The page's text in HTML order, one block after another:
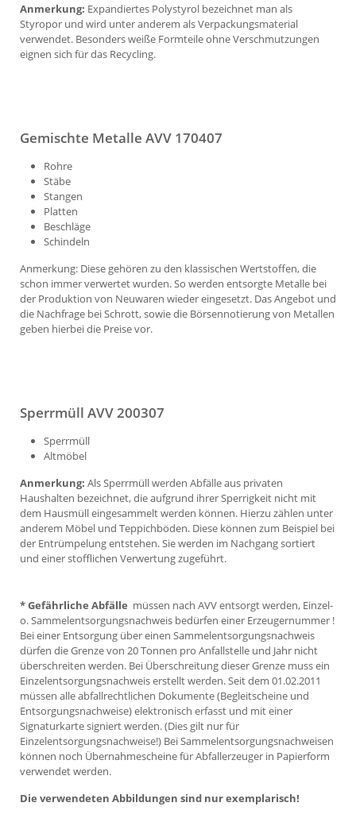
Anmerkung: Expandiertes Polystyrol bezeichnet man als
Styropor und wird unter anderem als Verpackungsmaterial
verwendet. Besonders weiße Formteile ohne Verschmutzungen
eignen sich für das Recycling.
Gemischte Metalle AVV 170407
Rohre
Stäbe
Stangen
Platten
Beschläge
Schindeln
Anmerkung: Diese gehören zu den klassischen Wertstoffen, die
schon immer verwertet wurden. So werden entsorgte Metalle bei
der Produktion von Neuwaren wieder eingesetzt. Das Angebot und
die Nachfrage bei Schrott, sowie die Börsennotierung von Metallen
geben hierbei die Preise vor.
Sperrmüll AVV 200307
Sperrmüll
Altmöbel
Anmerkung: Als Sperrmüll werden Abfälle aus privaten
Haushalten bezeichnet, die aufgrund ihrer Sperrigkeit nicht mit
dem Hausmüll eingesammelt werden können. Hierzu zählen unter
anderem Möbel und Teppichböden. Diese können zum Beispiel bei
der Entrümpelung entstehen. Sie werden im Nachgang sortiert
und einer stofflichen Verwertung zugeführt.
* Gefährliche Abfälle müssen nach AVV entsorgt werden, Einzel-
o. Sammelentsorgungsnachweis bedürfen einer Erzeugernummer !
Bei einer Entsorgung über einen Sammelentsorgungsnachweis
dürfen die Grenze von 20 Tonnen pro Anfallstelle und Jahr nicht
überschreiten werden. Bei Überschreitung dieser Grenze muss ein
Einzelentsorgungsnachweis erstellt werden. Seit dem 01.02.2011
müssen alle abfallrechtlichen Dokumente (Begleitscheine und
Entsorgungsnachweise) elektronisch erfasst und mit einer
Signaturkarte signiert werden. (Dies gilt nur für
Einzelentsorgungsnachweise!) Bei Sammelentsorgungsnachweisen
können noch Übernahmescheine für Abfallerzeuger in Papierform
verwendet werden.
Die verwendeten Abbildungen sind nur exemplarisch!